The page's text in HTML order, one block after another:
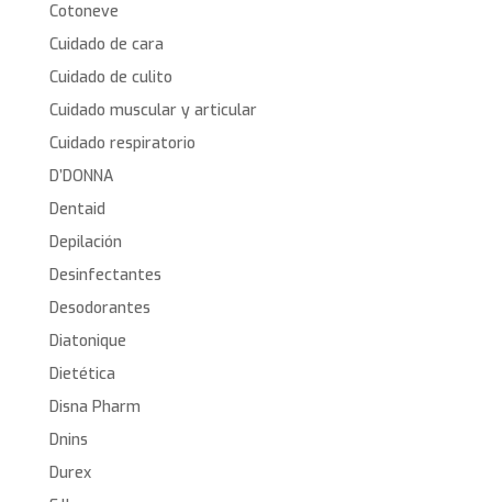
Cotoneve
Cuidado de cara
Cuidado de culito
Cuidado muscular y articular
Cuidado respiratorio
D’DONNA
Dentaid
Depilación
Desinfectantes
Desodorantes
Diatonique
Dietética
Disna Pharm
Dnins
Durex